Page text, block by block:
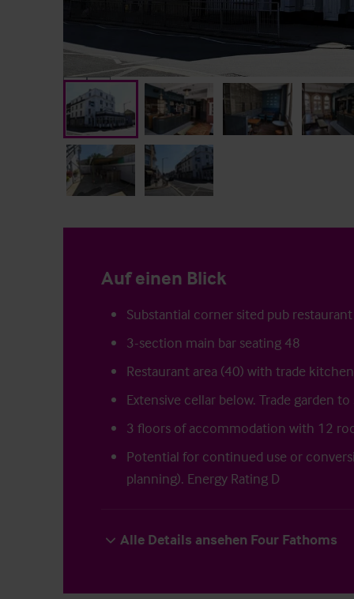
Auf einen Blick
Substantial corner sited pub restaurant
3-section main bar seating 48
Restaurant area (40) with trade
Extensive cellar below. Trade garden to
3 floors of accommodation with 12
Potential for continued use or
planning). Energy Rating D
Alle Details ansehen Four Fathoms